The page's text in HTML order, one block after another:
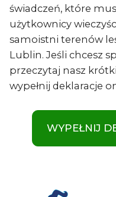
świadczeń, które
użytkownicy
samoistni terenów
Lublin. Jeśli chcesz
przeczytaj nasz
wypełnij deklaracje
WYPEŁNIJ